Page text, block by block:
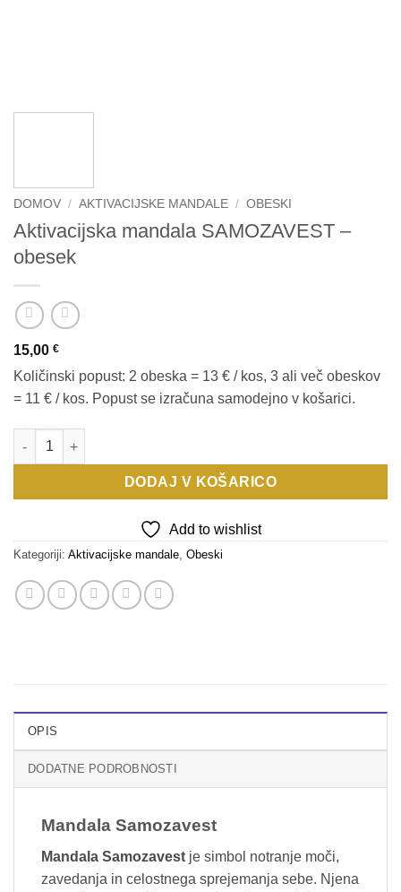
DOMOV / AKTIVACIJSKE MANDALE / OBESKI
Aktivacijska mandala SAMOZAVEST –
obesek
15,00 €
Količinski popust: 2 obeska = 13 € / kos, 3 ali več obeskov
= 11 € / kos. Popust se izračuna samodejno v košarici.
Aktivacijska mandala SAMOZAVEST - obesek količina
DODAJ V KOŠARICO
Add to wishlist
Kategoriji: Aktivacijske mandale, Obeski
OPIS
DODATNE PODROBNOSTI
Mandala Samozavest
Mandala Samozavest je simbol notranje moči,
zavedanja in celostnega sprejemanja sebe. Njena